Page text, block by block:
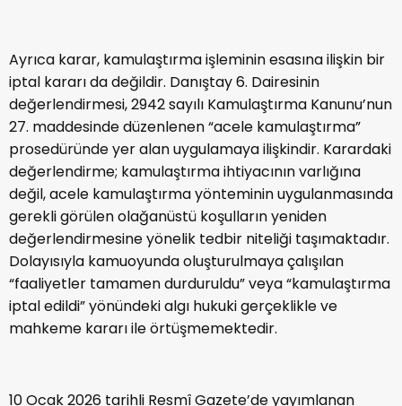
Ayrıca karar, kamulaştırma işleminin esasına ilişkin bir
iptal kararı da değildir. Danıştay 6. Dairesinin
değerlendirmesi, 2942 sayılı Kamulaştırma Kanunu’nun
27. maddesinde düzenlenen “acele kamulaştırma”
prosedüründe yer alan uygulamaya ilişkindir. Karardaki
değerlendirme; kamulaştırma ihtiyacının varlığına
değil, acele kamulaştırma yönteminin uygulanmasında
gerekli görülen olağanüstü koşulların yeniden
değerlendirmesine yönelik tedbir niteliği taşımaktadır.
Dolayısıyla kamuoyunda oluşturulmaya çalışılan
“faaliyetler tamamen durduruldu” veya “kamulaştırma
iptal edildi” yönündeki algı hukuki gerçeklikle ve
mahkeme kararı ile örtüşmemektedir.
10 Ocak 2026 tarihli Resmî Gazete’de yayımlanan